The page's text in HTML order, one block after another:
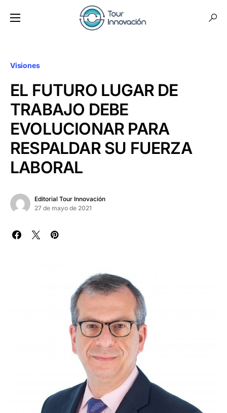
Visiones
EL FUTURO LUGAR DE
TRABAJO DEBE
EVOLUCIONAR PARA
RESPALDAR SU FUERZA
LABORAL
Editorial Tour Innovación
27 de mayo de 2021